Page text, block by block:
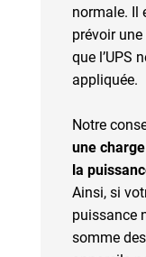
normale. Il
prévoir
que l’UPS
appliquée.
Notre
une
la
Ainsi, si
puissance
somme